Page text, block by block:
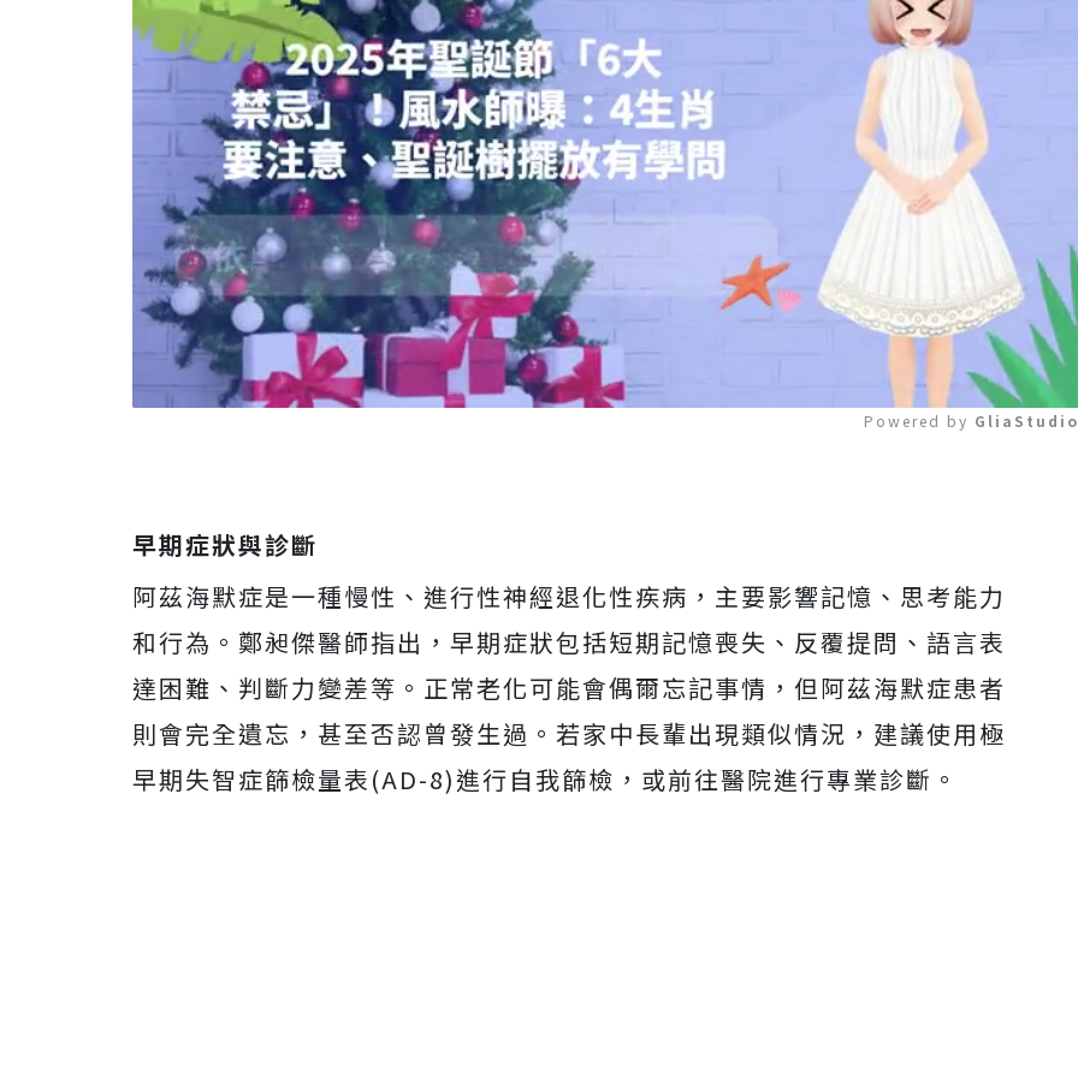
Powered by
早期症狀與診斷
阿茲海默症是一種慢性、進行性神經退化性疾病，主要影響記憶、思考能力
和行為。鄭昶傑醫師指出，早期症狀包括短期記憶喪失、反覆提問、語言表
達困難、判斷力變差等。正常老化可能會偶爾忘記事情，但阿茲海默症患者
則會完全遺忘，甚至否認曾發生過。若家中長輩出現類似情況，建議使用極
早期失智症篩檢量表(AD-8)進行自我篩檢，或前往醫院進行專業診斷。